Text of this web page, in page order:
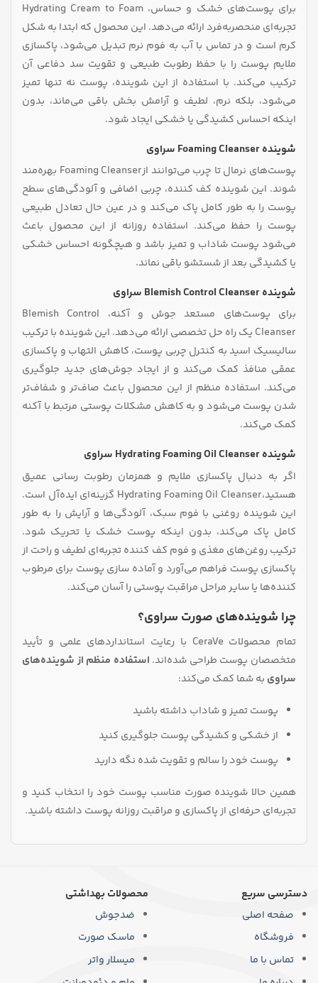
برای پوست‌های خشک و حساس، Hydrating Cream to Foam
تجربه‌ای منحصربه‌فرد ارائه می‌دهد. این محصول که ابتدا به شکل
کرم است و در تماس با آب به فوم نرم تبدیل می‌شود، پاکسازی
ملایم پوست را با حفظ رطوبت طبیعی و تقویت سد دفاعی آن
ترکیب می‌کند. با استفاده از این شوینده، پوست نه تنها تمیز
می‌شود، بلکه نرم، لطیف و آرامش‌ بخش باقی می‌ماند، بدون
اینکه احساس کشیدگی یا خشکی ایجاد شود.
شوینده Foaming Cleanser سراوی
پوست‌های نرمال تا چرب می‌توانند ازFoaming Cleanser بهره‌مند
شوند. این شوینده کف‌ کننده، چربی اضافی و آلودگی‌های سطح
پوست را به طور کامل پاک می‌کند و در عین حال تعادل طبیعی
پوست را حفظ می‌کند. استفاده روزانه از این محصول باعث
می‌شود پوست شاداب و تمیز باشد و هیچگونه احساس خشکی
یا کشیدگی بعد از شستشو باقی نماند.
شوینده Blemish Control Cleanser سراوی
برای پوست‌های مستعد جوش و آکنه، Blemish Control
Cleanser یک راه‌ حل تخصصی ارائه می‌دهد. این شوینده با ترکیب
سالیسیک اسید به کنترل چربی پوست، کاهش التهاب و پاکسازی
عمقی منافذ کمک می‌کند و از ایجاد جوش‌های جدید جلوگیری
می‌کند. استفاده منظم از این محصول باعث صاف‌تر و شفاف‌تر
شدن پوست می‌شود و به کاهش مشکلات پوستی مرتبط با آکنه
کمک می‌کند.
شوینده Hydrating Foaming Oil Cleanser سراوی
اگر به دنبال پاکسازی ملایم و همزمان رطوبت‌ رسانی عمیق
هستید،Hydrating Foaming Oil Cleanser گزینه‌ای ایده‌آل است.
این شوینده روغنی با فوم سبک، آلودگی‌ها و آرایش را به‌ طور
کامل پاک می‌کند، بدون اینکه پوست خشک یا تحریک شود.
ترکیب روغن‌های مغذی و فوم کف‌ کننده تجربه‌ای لطیف و راحت از
پاکسازی پوست فراهم می‌آورد و آماده‌ سازی پوست برای مرطوب‌
کننده‌ها یا سایر مراحل مراقبت پوستی را آسان می‌کند.
چرا شوینده‌های صورت سراوی؟
تمام محصولات CeraVe با رعایت استانداردهای علمی و تأیید
متخصصان پوست طراحی شده‌اند. استفاده منظم از شوینده‌های
سراوی به شما کمک می‌کند:
پوست تمیز و شاداب داشته باشید
از خشکی و کشیدگی پوست جلوگیری کنید
پوست خود را سالم و تقویت‌ شده نگه دارید
همین حالا شوینده صورت مناسب پوست خود را انتخاب کنید و
تجربه‌ای حرفه‌ای از پاکسازی و مراقبت روزانه پوست داشته باشید.
دسترسی سریع
صفحه اصلی
فروشگاه
تماس با ما
محصولات بهداشتی
ضدجوش
ماسک صورت
میسلار واتر